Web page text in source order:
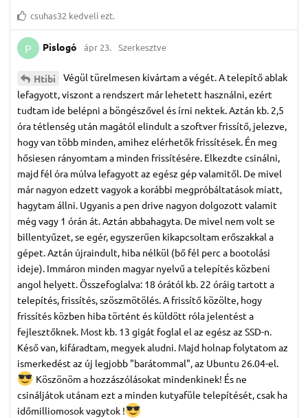
csuhas32 kedveli ezt.
P Pislogó ápr 23. Szerkesztve
Htibi
Végül türelmesen kivártam a végét. A telepítő ablak
lefagyott, viszont a rendszert már lehetett használni, ezért
tudtam ide belépni a böngészővel és írni nektek. Aztán kb. 2,5
óra tétlenség után magától elindult a szoftver frissítő, jelezve,
hogy van több minden, amihez elérhetők frissítések. Én meg
hősiesen rányomtam a minden frissítésére. Elkezdte csinálni,
majd fél óra múlva lefagyott az egész gép valamitől. De mivel
már nagyon edzett vagyok a korábbi megpróbáltatások miatt,
hagytam állni. Ugyanis a pen drive nagyon dolgozott valamit
még vagy 1 órán át. Aztán abbahagyta. De mivel nem volt se
billentyűzet, se egér, egyszerűen kikapcsoltam erőszakkal a
gépet. Aztán újraindult, hiba nélkül (bő fél perc a bootolási
ideje). Immáron minden magyar nyelvű a telepítés közbeni
angol helyett. Összefoglalva: 18 órától kb. 22 óráig tartott a
telepítés, frissítés, szöszmötölés. A frissítő közölte, hogy
frissítés közben hiba történt és küldött róla jelentést a
fejlesztőknek. Most kb. 13 gigát foglal el az egész az SSD-n.
Késő van, kifáradtam, megyek aludni. Majd holnap folytatom az
ismerkedést az új legjobb "barátommal", az Ubuntu 26.04-el.
Köszönöm a hozzászólásokat mindenkinek! És ne
csináljátok utánam ezt a minden kutyafüle telepítését, csak ha
időmilliomosok vagytok !